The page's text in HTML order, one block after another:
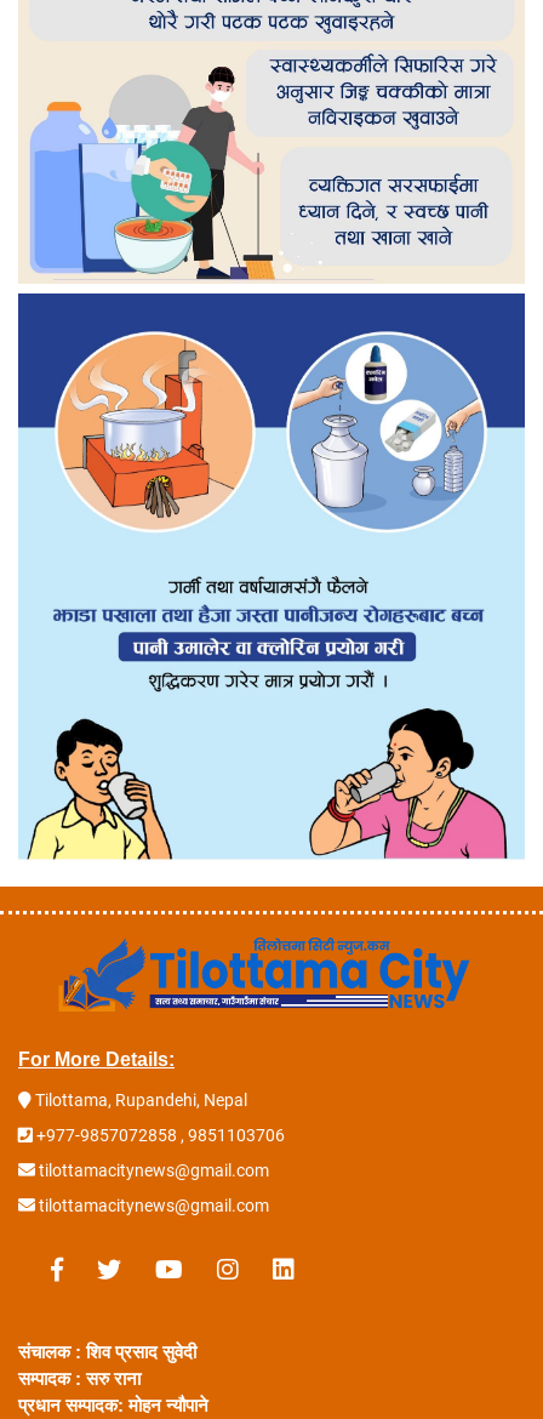
For More Details:
Tilottama, Rupandehi, Nepal
+977-9857072858 , 9851103706
tilottamacitynews@gmail.com
tilottamacitynews@gmail.com
संचालक : शिव प्रसाद सुवेदी
सम्पादक : सरु राना
प्रधान सम्पादक:मोहन न्यौपाने